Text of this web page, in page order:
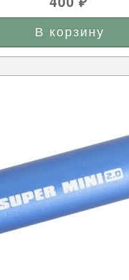
₽